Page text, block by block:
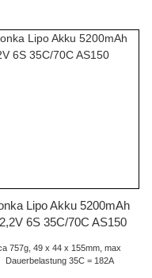
Lipo Akku 5200mAh
6S 35C/70C AS150
757g, 49 x 44 x 155mm, max
Dauerbelastung 35C = 182A